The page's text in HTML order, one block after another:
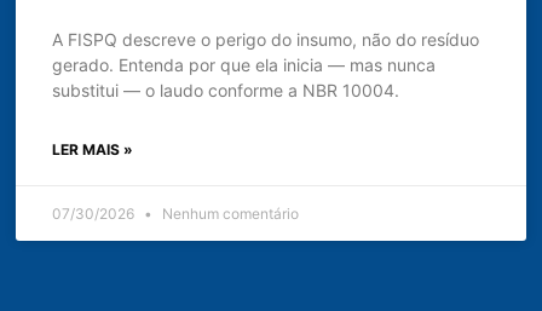
A FISPQ descreve o perigo do insumo, não do resíduo
gerado. Entenda por que ela inicia — mas nunca
substitui — o laudo conforme a NBR 10004.
LER MAIS »
07/30/2026 Nenhum comentário